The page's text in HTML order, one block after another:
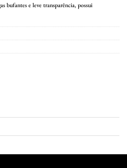
bufantes e leve transparência, possui